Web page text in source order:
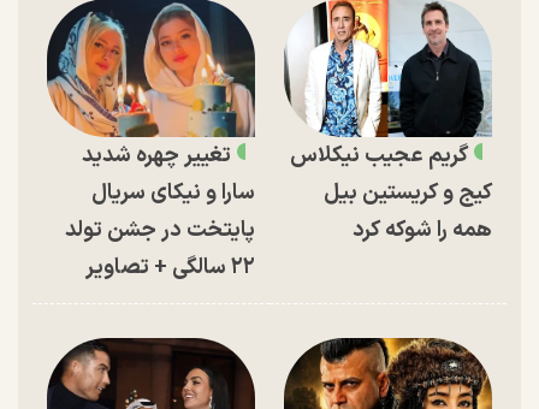
گریم عجیب نیکلاس
کیج و کریستین بیل
همه را شوکه کرد
تغییر چهره شدید
سارا و نیکای سریال
پایتخت در جشن تولد
۲۲ سالگی + تصاویر